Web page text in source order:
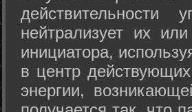
нейтрализует их
инициатора,
в центр
энергии,